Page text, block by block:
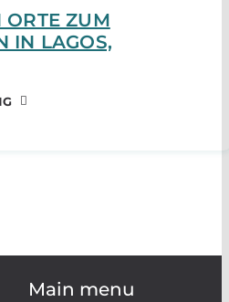
ORTE ZUM
IN LAGOS,
Main menu